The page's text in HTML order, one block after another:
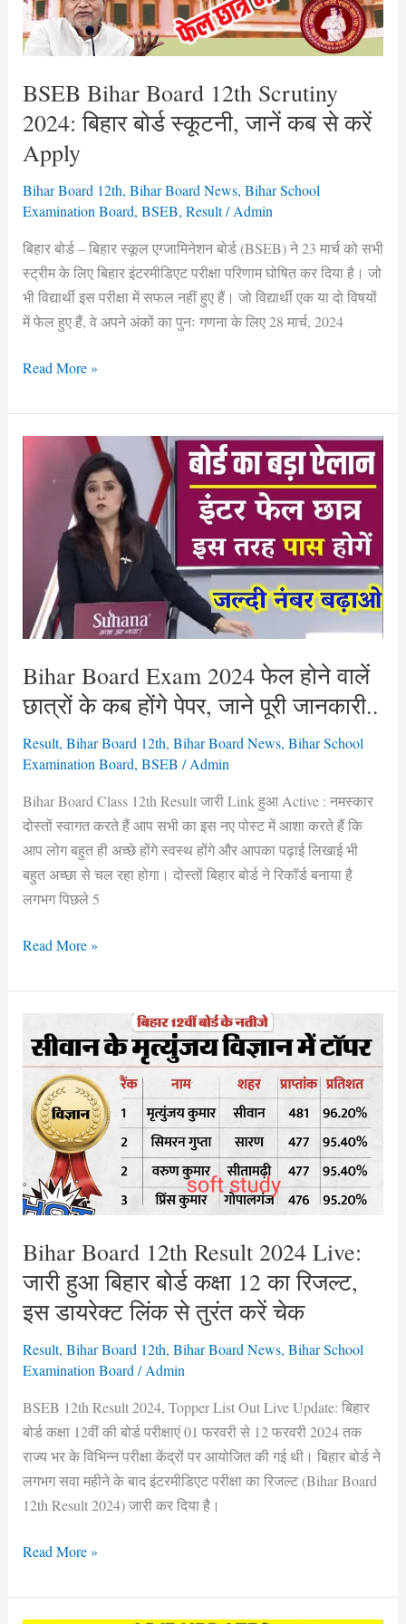
BSEB Bihar Board 12th Scrutiny
2024: बिहार बोर्ड स्कूटनी, जानें कब से करें
Apply
Bihar Board 12th, Bihar Board News, Bihar School
Examination Board, BSEB, Result/Admin
बिहार बोर्ड – बिहार स्कूल एग्जामिनेशन बोर्ड (BSEB) ने 23 मार्च को सभी
स्ट्रीम के लिए बिहार इंटरमीडिएट परीक्षा परिणाम घोषित कर दिया है। जो
भी विद्यार्थी इस परीक्षा में सफल नहीं हुए हैं। जो विद्यार्थी एक या दो विषयों
में फेल हुए हैं, वे अपने अंकों का पुनः गणना के लिए 28 मार्च, 2024
बिहार
बोर्ड
स्कूटनी,
जानें
से
करें
Apply
Read More »
Bihar Board Exam 2024 फेल होने वालें
छात्रों के कब होंगे पेपर, जाने पूरी जानकारी..
Result, Bihar Board 12th, Bihar Board News, Bihar School
Examination Board, BSEB /Admin
Bihar Board Class 12th Result जारी Link हुआ Active : नमस्कार
दोस्तों स्वागत करते हैं आप सभी का इस नए पोस्ट में आशा करते हैं कि
आप लोग बहुत ही अच्छे होंगे स्वस्थ होंगे और आपका पढ़ाई लिखाई भी
बहुत अच्छा से चल रहा होगा। दोस्तों बिहार बोर्ड ने रिकॉर्ड बनाया है
लगभग पिछले 5
छात्रों
के
कब
पेपर,
जाने
पूरी
Read More »
Bihar Board 12th Result 2024 Live:
जारी हुआ बिहार बोर्ड कक्षा 12 का रिजल्ट,
इस डायरेक्ट लिंक से तुरंत करें चेक
Result, Bihar Board 12th, Bihar Board News, Bihar School
Examination Board/Admin
BSEB 12th Result 2024, Topper List Out Live Update: बिहार
बोर्ड कक्षा 12वीं की बोर्ड परीक्षाएं 01 फरवरी से 12 फरवरी 2024 तक
राज्य भर के विभिन्न परीक्षा केंद्रों पर आयोजित की गई थी। बिहार बोर्ड ने
लगभग सवा महीने के बाद इंटरमीडिएट परीक्षा का रिजल्ट (Bihar Board
12th Result 2024) जारी कर दिया है।
Board
12th
Result
2024
Live:
जारी
हुआ
बिहार
बोर्ड
12
का
रिजल्ट,
इस
लिंक
से
तुरंत
करें
चेक
Read More »